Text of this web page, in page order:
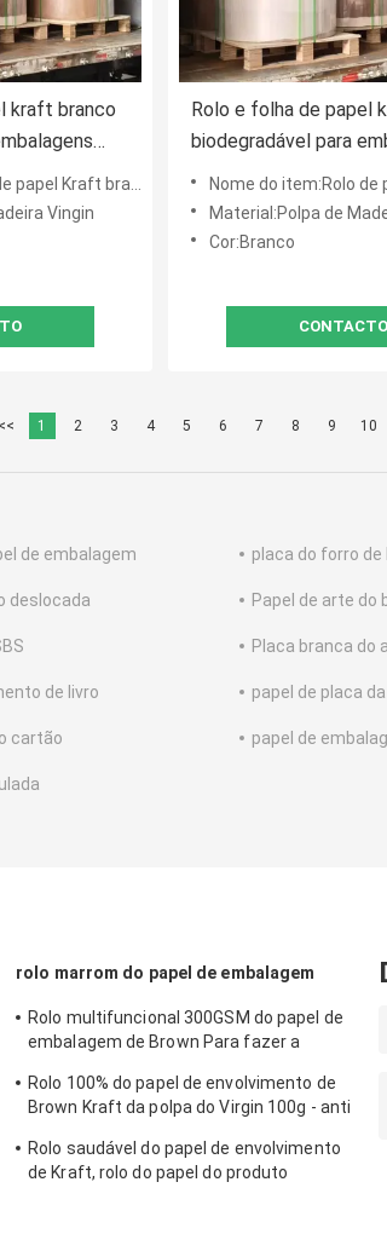
kraft branco
branco biodegradável
Vingin
Rolo e folha de papel
biodegradável para
alimentares
Nome do item:Rolo de papel
Material:Polpa de
Cor:Branco
CONTACTO
<< 1 2 3 4 5 6 7 8 9 10
de embalagem placa do forro
deslocada Papel de arte do
Placa branca do
de livro papel de placa
cartão papel de
rolo marrom do papel de embalagem
Rolo multifuncional 300GSM do papel de
embalagem de Brown Para fazer a
Rolo 100% do papel de envolvimento de
Brown Kraft da polpa do Virgin 100g - anti
Rolo saudável do papel de envolvimento
de Kraft, rolo do papel do produto